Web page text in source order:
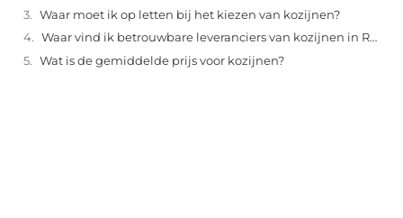
Waar moet ik op letten bij het kiezen van kozijnen?
Waar vind ik betrouwbare leveranciers van kozijnen in Rotterdam?
Wat is de gemiddelde prijs voor kozijnen?